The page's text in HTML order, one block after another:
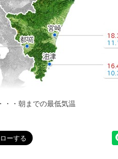
・・・朝までの最低気温